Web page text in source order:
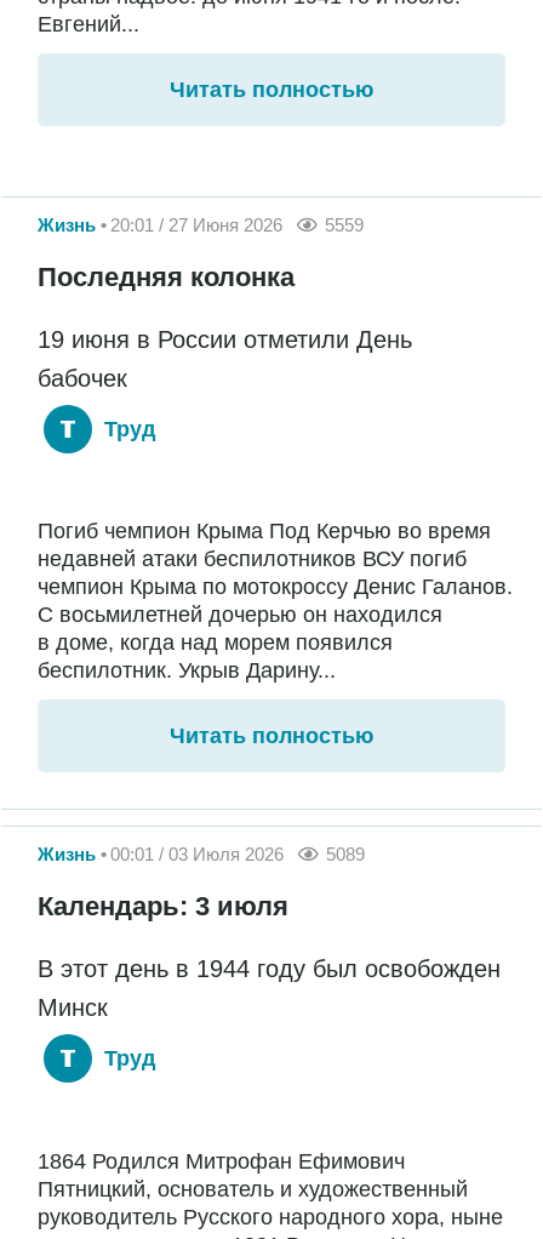
Евгений...
Читать полностью
Жизнь 20:01 / 27 Июня 2026 5559
Последняя колонка
19 июня в России отметили День
бабочек
Труд
Погиб чемпион Крыма Под Керчью во время
недавней атаки беспилотников ВСУ погиб
чемпион Крыма по мотокроссу Денис Галанов.
С восьмилетней дочерью он находился
в доме, когда над морем появился
беспилотник. Укрыв Дарину...
Читать полностью
Жизнь 00:01 / 03 Июля 2026 5089
Календарь: 3 июля
В этот день в 1944 году был освобожден
Минск
Труд
1864 Родился Митрофан Ефимович
Пятницкий, основатель и художественный
руководитель Русского народного хора, ныне